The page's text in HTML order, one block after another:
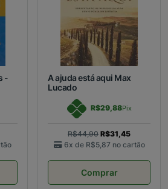
-
A ajuda está aqui Max
Lucado
R$29,88Pix
R$44,90 R$31,45
6x de R$5,87 no cartão
Comprar